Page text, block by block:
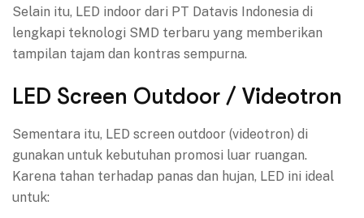
Selain itu, LED indoor dari PT Datavis Indonesia di
lengkapi teknologi SMD terbaru yang memberikan
tampilan tajam dan kontras sempurna.
LED Screen Outdoor / Videotron
Sementara itu, LED screen outdoor (videotron) di
gunakan untuk kebutuhan promosi luar ruangan.
Karena tahan terhadap panas dan hujan, LED ini ideal
untuk: